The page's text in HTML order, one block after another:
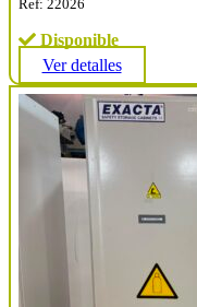
Ref: 22026
Disponible
Ver detalles